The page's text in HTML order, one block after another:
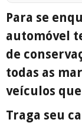
Para se
automóvel
de
todas as
veículos
Traga seu